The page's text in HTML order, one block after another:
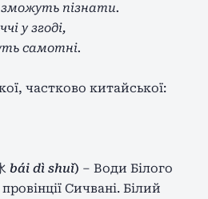
зможуть пізнати.
у згоді,
самотні.
частково китайської:
bái dì shuǐ) – Води Білого
Сичвані. Білий